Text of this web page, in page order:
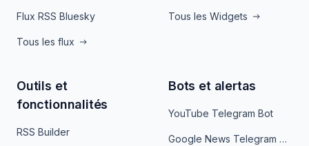
Flux RSS Bluesky
Tous les flux
Tous les Widgets
Outils et
fonctionnalités
RSS Builder
Bots et alertas
YouTube Telegram Bot
Google News Telegram Bot